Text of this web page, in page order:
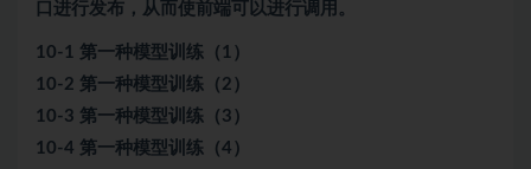
口进行发布，从而使前端可以进行调用。
10-1 第一种模型训练（1）
10-2 第一种模型训练（2）
10-3 第一种模型训练（3）
10-4 第一种模型训练（4）